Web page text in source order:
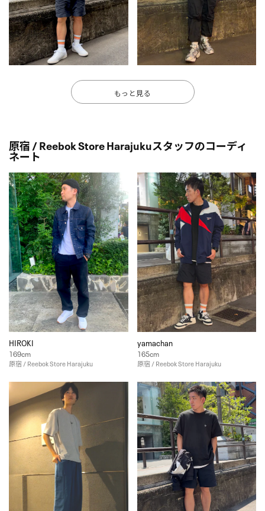
もっと見る
原宿 / Reebok Store Harajukuスタッフのコーディ
ネート
HIROKI
169cm
原宿 / Reebok Store Harajuku
yamachan
165cm
原宿 / Reebok Store Harajuku